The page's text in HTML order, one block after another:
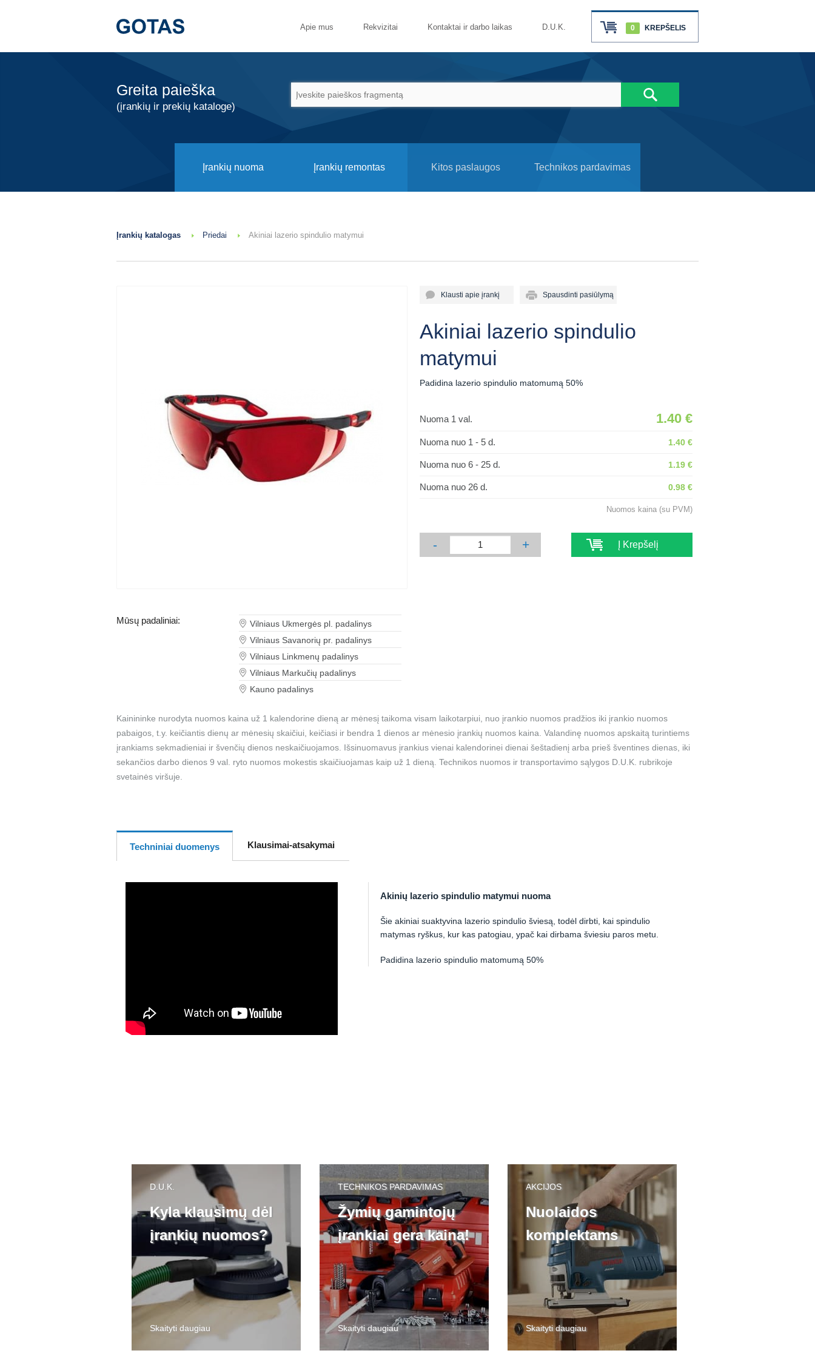
0 KREPŠELIS
Apie mus Rekvizitai Kontaktai ir darbo laikas D.U.K.
Greita paieška
(įrankių ir prekių kataloge)
Įrankių nuoma Įrankių remontas Kitos paslaugos Technikos pardavimas
Įrankių katalogas Priedai Akiniai lazerio spindulio matymui
Mūsų padaliniai:
Vilniaus Ukmergės pl. padalinys
Vilniaus Savanorių pr. padalinys
Vilniaus Linkmenų padalinys
Vilniaus Markučių padalinys
Kauno padalinys
Klausti apie įrankį Spausdinti pasiūlymą
Akiniai lazerio spindulio
matymui
Padidina lazerio spindulio matomumą 50%
Nuoma 1 val. 1.40 €
Nuoma nuo 1 - 5 d. 1.40 €
Nuoma nuo 6 - 25 d. 1.19 €
Nuoma nuo 26 d. 0.98 €
Nuomos kaina (su PVM)
- + Į Krepšelį
Kainininke nurodyta nuomos kaina už 1 kalendorine dieną ar mėnesį taikoma visam laikotarpiui, nuo įrankio nuomos pradžios iki įrankio nuomos
pabaigos, t.y. keičiantis dienų ar mėnesių skaičiui, keičiasi ir bendra 1 dienos ar mėnesio įrankių nuomos kaina. Valandinę nuomos apskaitą turintiems
įrankiams sekmadieniai ir švenčių dienos neskaičiuojamos. Išsinuomavus įrankius vienai kalendorinei dienai šeštadienį arba prieš šventines dienas, iki
sekančios darbo dienos 9 val. ryto nuomos mokestis skaičiuojamas kaip už 1 dieną. Technikos nuomos ir transportavimo sąlygos D.U.K. rubrikoje
svetainės viršuje.
Techniniai duomenys Klausimai-atsakymai
Akinių lazerio spindulio matymui nuoma
Šie akiniai suaktyvina lazerio spindulio šviesą, todėl dirbti, kai spindulio
matymas ryškus, kur kas patogiau, ypač kai dirbama šviesiu paros metu.
Padidina lazerio spindulio matomumą 50%
D.U.K.
Kyla klausimų dėl
įrankių nuomos?
Skaityti daugiau
TECHNIKOS PARDAVIMAS
Žymių gamintojų
įrankiai gera kaina!
Skaityti daugiau
AKCIJOS
Nuolaidos
komplektams
Skaityti daugiau